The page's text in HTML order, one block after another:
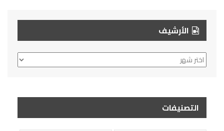
الأرشيف
الأرشيف
التصنيفات